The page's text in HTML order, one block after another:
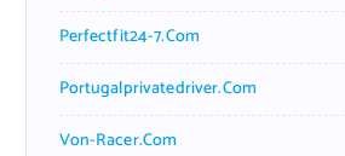
Perfectfit24-7.com
Portugalprivatedriver.com
Von-Racer.com